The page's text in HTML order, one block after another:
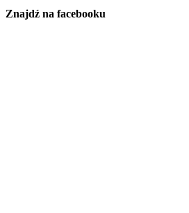
Znajdź na facebooku